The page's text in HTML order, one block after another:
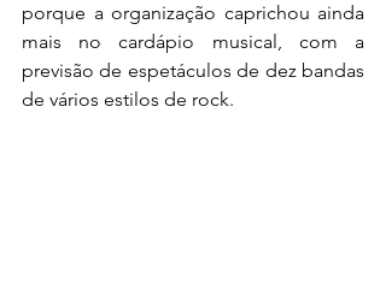
porque a organização caprichou ainda
mais no cardápio musical, com a
previsão de espetáculos de dez bandas
de vários estilos de rock.